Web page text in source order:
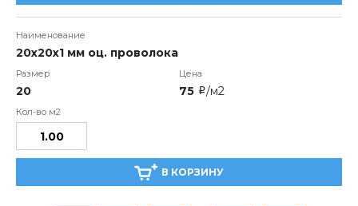
20х20х1 мм оц. проволока
20 75 i/м2
В КОРЗИНУ